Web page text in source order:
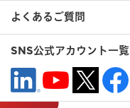
よくあるご質問
SNS公式アカウント一覧